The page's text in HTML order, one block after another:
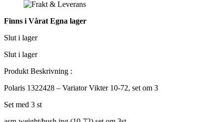
Finns i Vårat Egna lager
Slut i lager
Slut i lager
Produkt Beskrivning :
Polaris 1322428 – Variator Vikter 10-72, set om 3
Set med 3 st